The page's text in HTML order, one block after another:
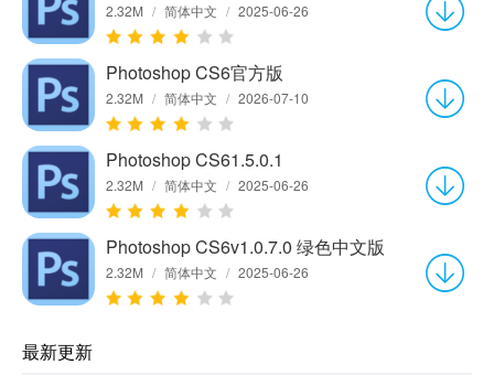
2.32M / 简体中文 / 2025-06-26
Photoshop CS6官方版
2.32M / 简体中文 / 2026-07-10
Photoshop CS61.5.0.1
2.32M / 简体中文 / 2025-06-26
Photoshop CS6v1.0.7.0 绿色中文版
2.32M / 简体中文 / 2025-06-26
最新更新